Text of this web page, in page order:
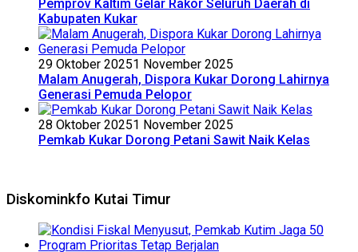
Pemprov Kaltim Gelar Rakor Seluruh Daerah di
Kabupaten Kukar
29 Oktober 20251 November 2025
Malam Anugerah, Dispora Kukar Dorong Lahirnya
Generasi Pemuda Pelopor
28 Oktober 20251 November 2025
Pemkab Kukar Dorong Petani Sawit Naik Kelas
Diskominkfo Kutai Timur